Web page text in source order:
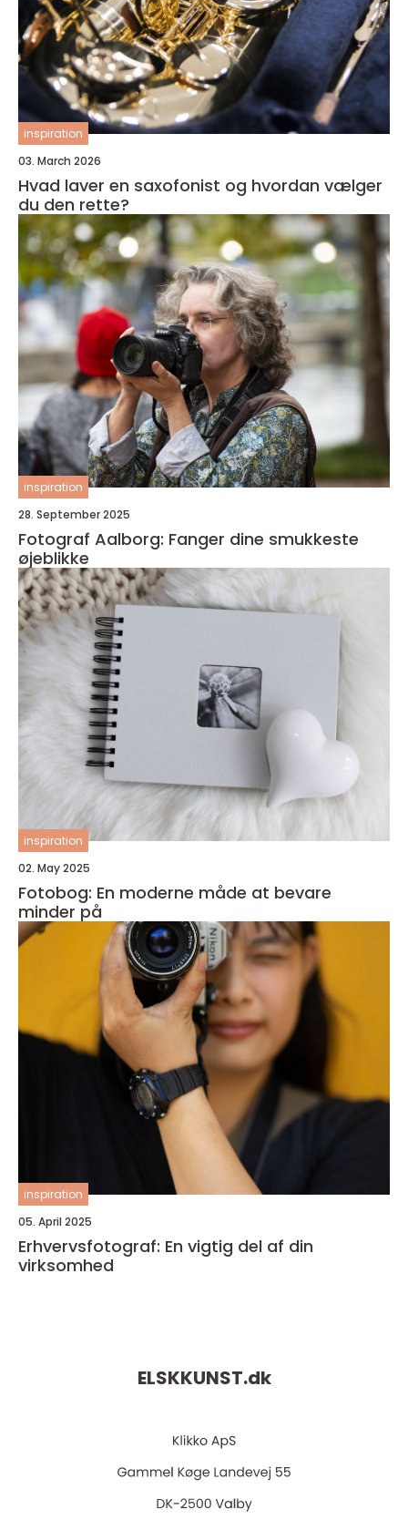
inspiration
03. March 2026
Hvad laver en saxofonist og hvordan vælger
du den rette?
inspiration
28. September 2025
Fotograf Aalborg: Fanger dine smukkeste
øjeblikke
inspiration
02. May 2025
Fotobog: En moderne måde at bevare
minder på
inspiration
05. April 2025
Erhvervsfotograf: En vigtig del af din
virksomhed
ELSKKUNST.dk